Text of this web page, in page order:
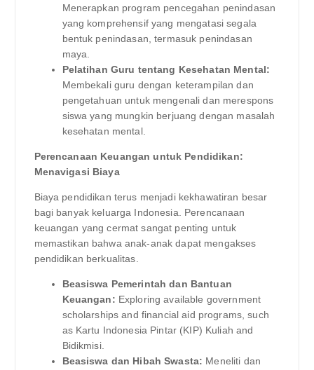
Menerapkan program pencegahan penindasan
yang komprehensif yang mengatasi segala
bentuk penindasan, termasuk penindasan
maya.
Pelatihan Guru tentang Kesehatan Mental:
Membekali guru dengan keterampilan dan
pengetahuan untuk mengenali dan merespons
siswa yang mungkin berjuang dengan masalah
kesehatan mental.
Perencanaan Keuangan untuk Pendidikan:
Menavigasi Biaya
Biaya pendidikan terus menjadi kekhawatiran besar
bagi banyak keluarga Indonesia. Perencanaan
keuangan yang cermat sangat penting untuk
memastikan bahwa anak-anak dapat mengakses
pendidikan berkualitas.
Beasiswa Pemerintah dan Bantuan
Keuangan: Exploring available government
scholarships and financial aid programs, such
as Kartu Indonesia Pintar (KIP) Kuliah and
Bidikmisi.
Beasiswa dan Hibah Swasta: Meneliti dan